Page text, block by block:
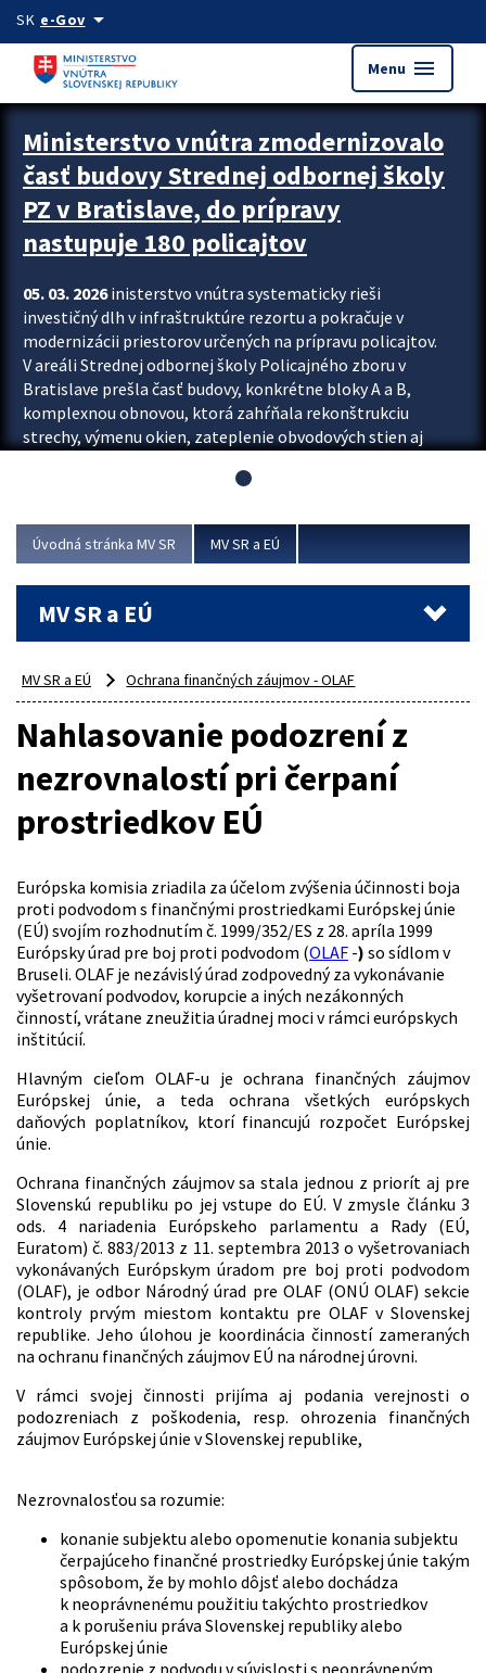
Preskocit na hlavný obsah
SK e-Govarrow_drop_down
Menu menu
Ministerstvo vnútra zmodernizovalo
časť budovy Strednej odbornej školy
PZ v Bratislave, do prípravy
nastupuje 180 policajtov
05. 03. 2026inisterstvo vnútra systematicky rieši
investičný dlh v infraštruktúre rezortu a pokračuje v
modernizácii priestorov určených na prípravu policajtov.
V areáli Strednej odbornej školy Policajného zboru v
Bratislave prešla časť budovy, konkrétne bloky A a B,
komplexnou obnovou, ktorá zahŕňala rekonštrukciu
strechy, výmenu okien, zateplenie obvodových stien aj
aj interiéru, kde vznikli nové učebne a moderné
Viac
Úvodná stránka MV SR MV SR a EÚ
MV SR a EÚ
MV SR a EÚ Ochrana finančných záujmov - OLAF
Nahlasovanie podozrení z
nezrovnalostí pri čerpaní
prostriedkov EÚ
Európska komisia zriadila za účelom zvýšenia účinnosti boja
proti podvodom s finančnými prostriedkami Európskej únie
(EÚ) svojím rozhodnutím č. 1999/352/ES z 28. apríla 1999
Európsky úrad pre boj proti podvodom (OLAF -) so sídlom v
Bruseli. OLAF je nezávislý úrad zodpovedný za vykonávanie
vyšetrovaní podvodov, korupcie a iných nezákonných
činností, vrátane zneužitia úradnej moci v rámci európskych
inštitúcií.
Hlavným cieľom OLAF-u je ochrana finančných záujmov
Európskej únie, a teda ochrana všetkých európskych
daňových poplatníkov, ktorí financujú rozpočet Európskej
únie.
Ochrana finančných záujmov sa stala jednou z priorít aj pre
Slovenskú republiku po jej vstupe do EÚ. V zmysle článku 3
ods. 4 nariadenia Európskeho parlamentu a Rady (EÚ,
Euratom) č. 883/2013 z 11. septembra 2013 o vyšetrovaniach
vykonávaných Európskym úradom pre boj proti podvodom
(OLAF), je odbor Národný úrad pre OLAF (ONÚ OLAF) sekcie
kontroly prvým miestom kontaktu pre OLAF v Slovenskej
republike. Jeho úlohou je koordinácia činností zameraných
na ochranu finančných záujmov EÚ na národnej úrovni.
V rámci svojej činnosti prijíma aj podania verejnosti o
podozreniach z poškodenia, resp. ohrozenia finančných
záujmov Európskej únie v Slovenskej republike,
Nezrovnalosťou sa rozumie:
konanie subjektu alebo opomenutie konania subjektu
čerpajúceho finančné prostriedky Európskej únie takým
spôsobom, že by mohlo dôjsť alebo dochádza
k neoprávnenému použitiu takýchto prostriedkov
a k porušeniu práva Slovenskej republiky alebo
Európskej únie